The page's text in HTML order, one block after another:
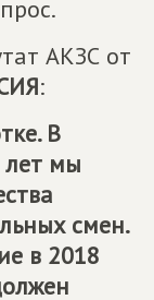
АКЗС от
:
В
лет мы
смен.
в 2018